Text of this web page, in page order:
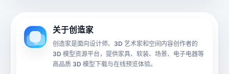
文件大小
关于创造家
创造家是面向设计师、3D 艺术家和空间内容创作者的
3D 模型资源平台，提供家具、软装、场景、电子电器等
高品质 3D 模型下载与在线预览体验。